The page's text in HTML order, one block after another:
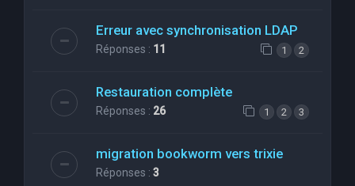
Erreur avec synchronisation LDAP
Réponses : 11 1 2
Restauration complète
Réponses : 26 1 2 3
migration bookworm vers trixie
Réponses : 3